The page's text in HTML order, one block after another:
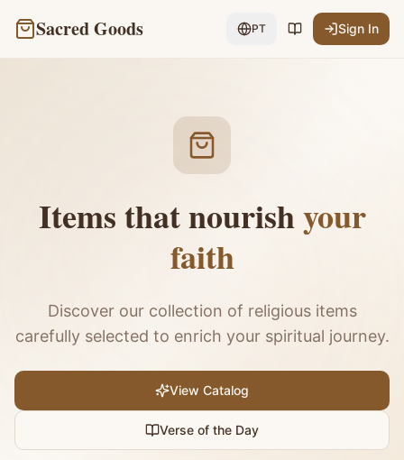
Sacred Goods PT Sign In
Items that nourishyour
faith
Discover our collection of religious items
carefully selected to enrich your spiritual journey.
View Catalog
Verse of the Day